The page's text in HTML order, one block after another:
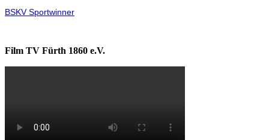
BSKV Sportwinner
Film TV Fürth 1860 e.V.